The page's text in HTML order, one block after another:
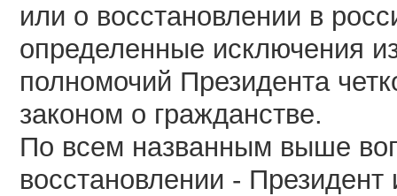
или о восстановлении в
определенные исключения
полномочий Президента
законом о гражданстве.
По всем названным выше
восстановлении - Президент